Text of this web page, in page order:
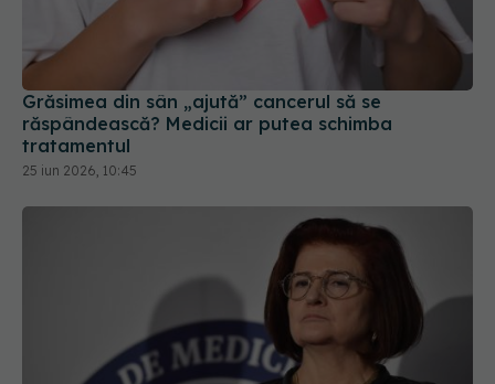
Grăsimea din sân „ajută” cancerul să se
răspândească? Medicii ar putea schimba
tratamentul
25 iun 2026, 10:45